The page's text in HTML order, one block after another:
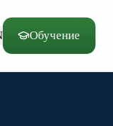
Обучение